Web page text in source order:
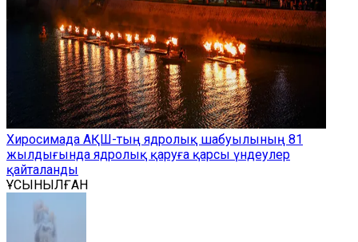
Хиросимада АҚШ-тың ядролық шабуылының 81
жылдығында ядролық қаруға қарсы үндеулер
қайталанды
ҰСЫНЫЛҒАН